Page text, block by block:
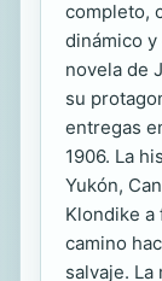
completo,
dinámico
novela de
su
entregas
1906. La
Yukón,
Klondike a
camino
salvaje.